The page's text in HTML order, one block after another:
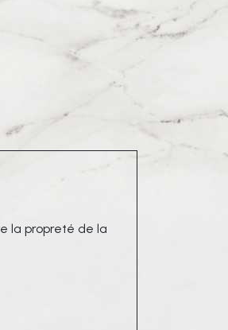
la propreté de la